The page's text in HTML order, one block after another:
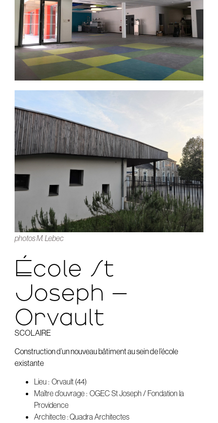
École St
Joseph –
Orvault
SCOLAIRE
Construction d’un nouveau bâtiment au sein de l’école
existante
Lieu : Orvault (44)
Maître d’ouvrage : OGEC St Joseph / Fondation la
Providence
Architecte : Quadra Architectes
photos M. Lebec